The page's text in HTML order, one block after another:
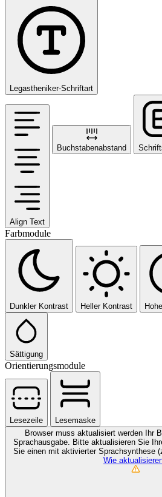
Legastheniker-Schriftart
Align Text
Buchstabenabstand
Farbmodule
Dunkler Kontrast Heller Kontrast
Sättigung
Orientierungsmodule
Lesezeile
Lesemaske
Browser muss aktualisiert werden
Ihr
Sprachausgabe. Bitte aktualisieren Sie
Sie einen mit aktivierter Sprachsynthese
Wie